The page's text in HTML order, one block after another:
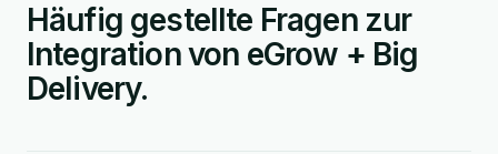
Häufig gestellte Fragen zur
Integration von eGrow + Big
Delivery.